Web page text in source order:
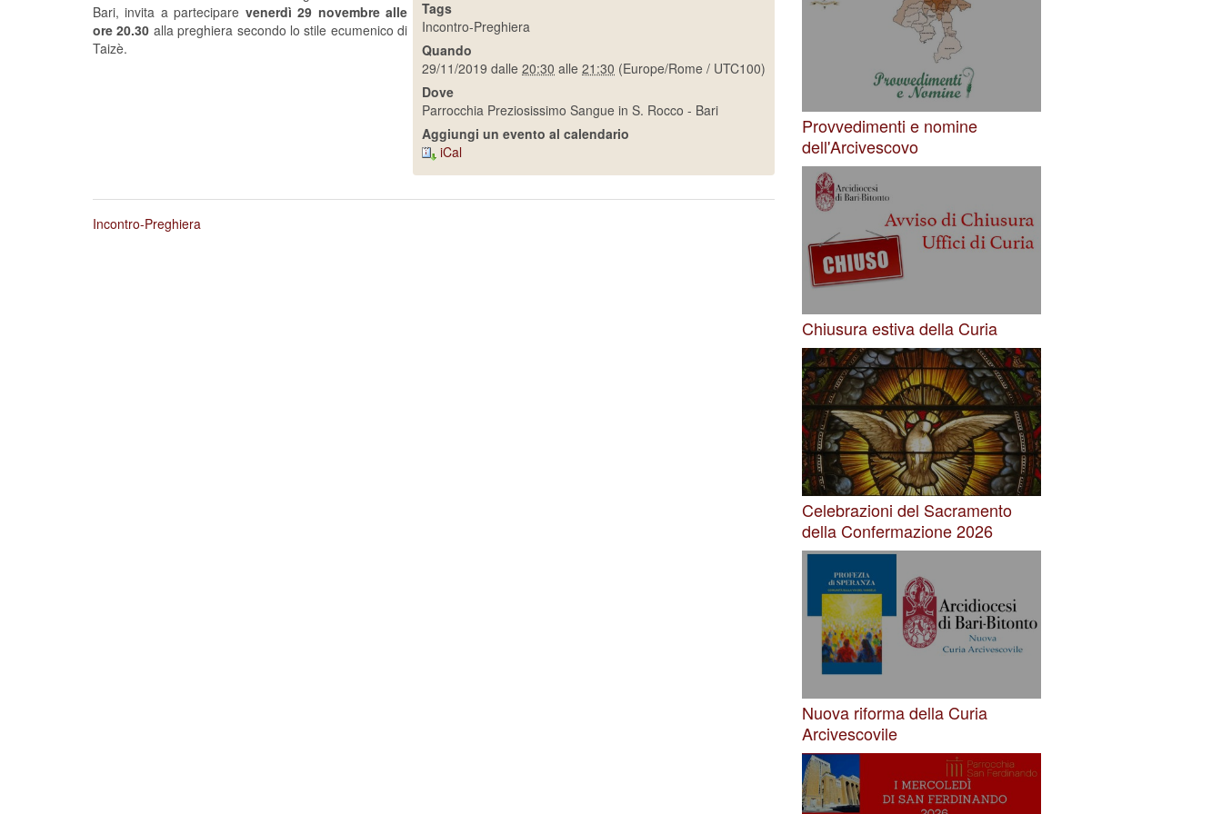
Tags
Incontro-Preghiera
Quando
29/11/2019 dalle 20:30 alle 21:30 (Europe/Rome / UTC100)
Dove
Parrocchia Preziosissimo Sangue in S. Rocco - Bari
Aggiungi un evento al calendario
iCal
Bari, invita a partecipare venerdì 29 novembre alle
ore 20.30 alla preghiera secondo lo stile ecumenico di
Taizè.
Incontro-Preghiera
Provvedimenti e nomine
dell'Arcivescovo
Chiusura estiva della Curia
Celebrazioni del Sacramento
della Confermazione 2026
Nuova riforma della Curia
Arcivescovile